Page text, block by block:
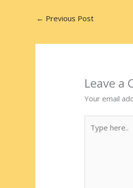
← Previous Post
Leave a
Your email
here..